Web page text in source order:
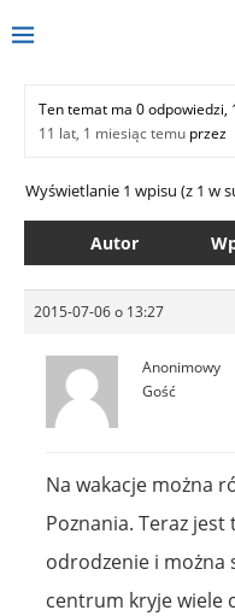
Ten temat ma 0 odpowiedzi,
11 lat, 1 miesiąc temu przez
Wyświetlanie 1 wpisu (z 1 w
Autor
2015-07-06 o 13:27
Anonimowy
Gość
Na wakacje można
Poznania. Teraz
odrodzenie i można
centrum kryje wiele